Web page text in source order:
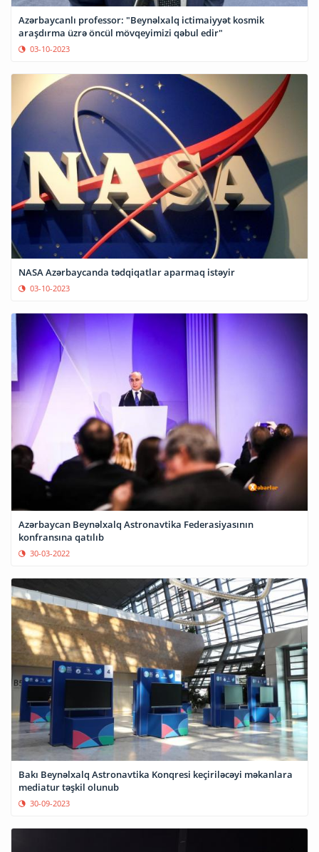
Azərbaycanlı professor: "Beynəlxalq ictimaiyyət kosmik
araşdırma üzrə öncül mövqeyimizi qəbul edir"
03-10-2023
NASA Azərbaycanda tədqiqatlar aparmaq istəyir
03-10-2023
Azərbaycan Beynəlxalq Astronavtika Federasiyasının
konfransına qatılıb
30-03-2022
Bakı Beynəlxalq Astronavtika Konqresi keçiriləcəyi məkanlara
mediatur təşkil olunub
30-09-2023